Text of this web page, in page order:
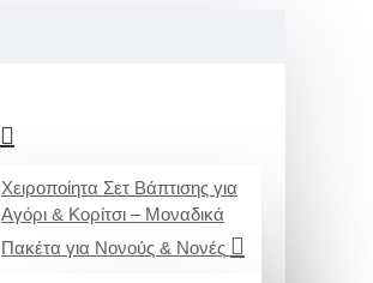
Χειροποίητα Σετ Βάπτισης για
Αγόρι & Κορίτσι – Μοναδικά
Πακέτα για Νονούς & Νονές